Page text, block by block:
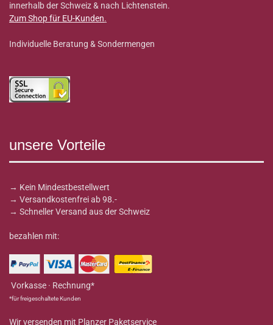
innerhalb der Schweiz & nach Lichtenstein.
Zum Shop für EU-Kunden.
Individuelle Beratung & Sondermengen
unsere Vorteile
→ Kein Mindestbestellwert
→ Versandkostenfrei ab 98.-
→ Schneller Versand aus der Schweiz
bezahlen mit:
Vorkasse · Rechnung*
*für freigeschaltete Kunden
Wir versenden mit Planzer Paketservice